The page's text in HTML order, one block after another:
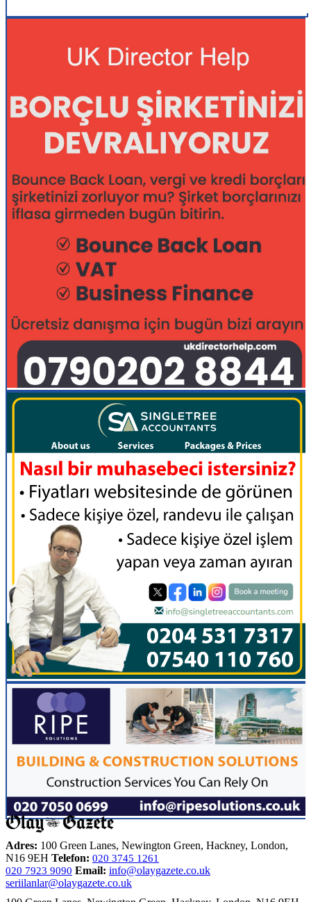
Adres: 100 Green Lanes, Newington Green, Hackney, London,
N16 9EH Telefon: 020 3745 1261
020 7923 9090 Email: info@olaygazete.co.uk
seriilanlar@olaygazete.co.uk